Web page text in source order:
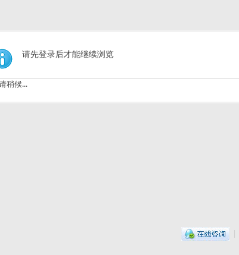
请先登录后才能继续浏览
稍候...
|